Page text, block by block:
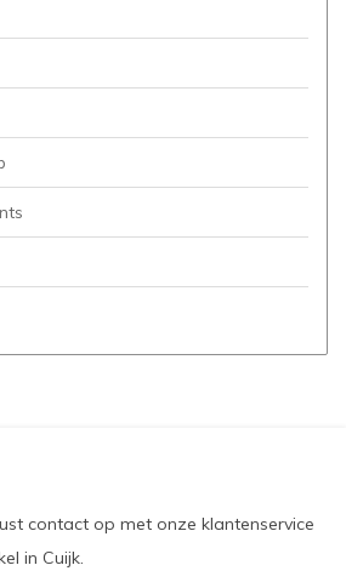
contact op met onze klantenservice
in Cuijk.